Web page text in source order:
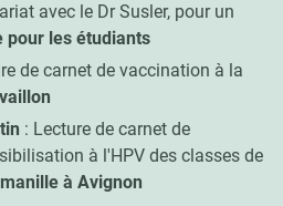
avec le Dr Susler, pour un
pour les étudiants
de carnet de vaccination à la
: Lecture de carnet de
à l'HPV des classes de
à Avignon